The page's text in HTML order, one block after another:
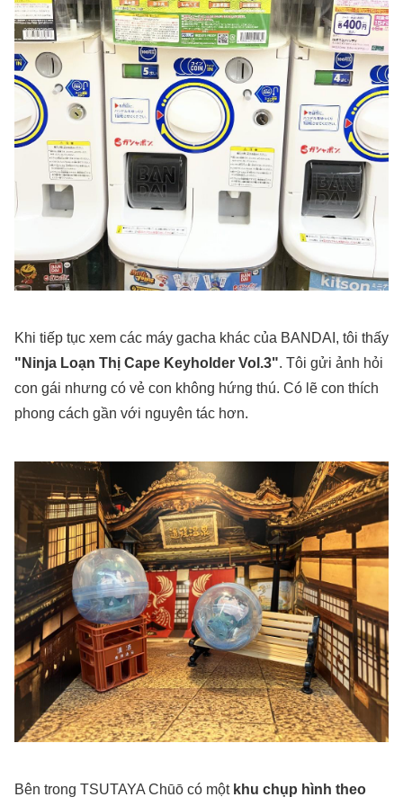
Khi tiếp tục xem các máy gacha khác của BANDAI, tôi thấy
"Ninja Loạn Thị Cape Keyholder Vol.3". Tôi gửi ảnh hỏi
con gái nhưng có vẻ con không hứng thú. Có lẽ con thích
phong cách gần với nguyên tác hơn.
Bên trong TSUTAYA Chūō có một khu chụp hình theo